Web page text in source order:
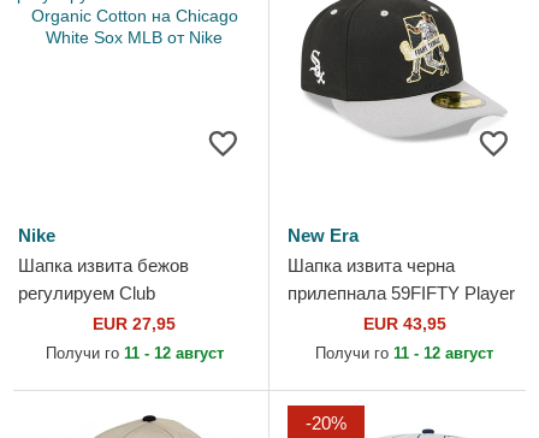
Nike
Шапка извита бежов
регулируем Club
Unstructured Organic Cotton
на Chicago White Sox MLB
EUR 27,95
Получи го 11 - 12 август
New Era
Шапка извита черна
прилепнала 59FIFTY Player
Frank Thomas на Chicago
White Sox MLB от New Era
EUR 43,95
Получи го 11 - 12 август
-20%